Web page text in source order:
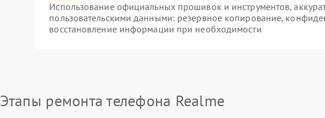
Использование официальных прошивок и инструментов,
пользовательскими данными: резервное копирование,
восстановление информации при необходимости
Этапы ремонта телефона Realme